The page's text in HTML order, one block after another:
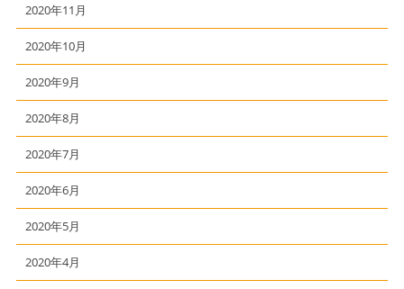
2020年11月
2020年10月
2020年9月
2020年8月
2020年7月
2020年6月
2020年5月
2020年4月